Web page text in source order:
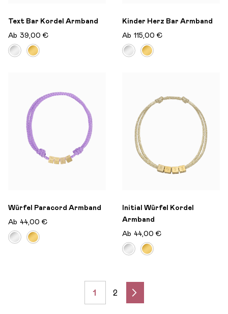
Text Bar Kordel Armband
Ab 39,00 €
Kinder Herz Bar Armband
Ab 115,00 €
Würfel Paracord Armband
Ab 44,00 €
Initial Würfel Kordel
Armband
Ab 44,00 €
Sie
lesen
1 Seite
2